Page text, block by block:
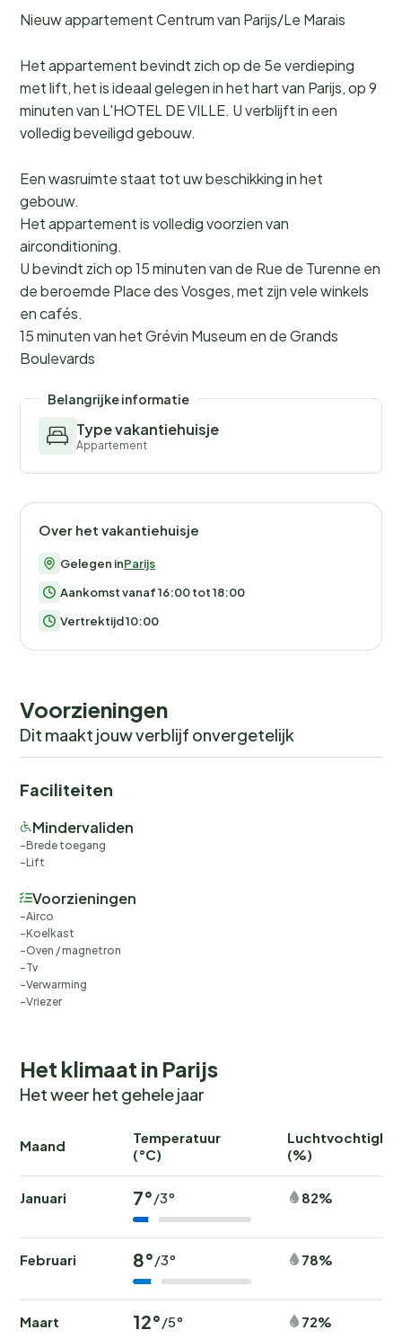
Nieuw appartement Centrum van Parijs/Le Marais
Het appartement bevindt zich op de 5e verdieping
met lift, het is ideaal gelegen in het hart van Parijs, op 9
minuten van L'HOTEL DE VILLE. U verblijft in een
volledig beveiligd gebouw.
Een wasruimte staat tot uw beschikking in het
gebouw.
Het appartement is volledig voorzien van
airconditioning.
U bevindt zich op 15 minuten van de Rue de Turenne en
de beroemde Place des Vosges, met zijn vele winkels
en cafés.
15 minuten van het Grévin Museum en de Grands
Boulevards
Belangrijke informatie
Type vakantiehuisje
Appartement
Over het vakantiehuisje
Gelegen inParijs
Aankomst vanaf 16:00 tot 18:00
Vertrektijd 10:00
Voorzieningen
Dit maakt jouw verblijf onvergetelijk
Faciliteiten
Mindervaliden
Brede toegang
Lift
Voorzieningen
Airco
Koelkast
Oven / magnetron
Tv
Verwarming
Vriezer
Het klimaat in Parijs
Het weer het gehele jaar
Maand
Temperatuur
(°C)
(%)
Januari 7°/3° 82%
Februari 8°/3° 78%
Maart 12°/5° 72%